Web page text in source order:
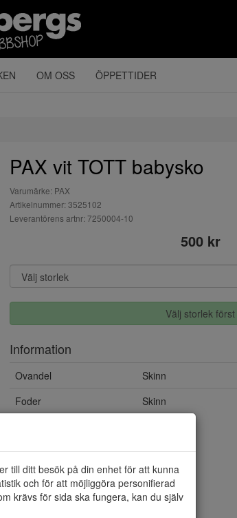
OM OSS ÖPPETTIDER
PAX vit TOTT babysko
Varumärke: PAX
Artikelnummer: 3525102
Leverantörens artnr: 7250004-10
500 kr
Välj storlek först
Information
Ovandel
Skinn
Foder
Skinn
till ditt besök på din enhet för att kunna
och för att möjliggöra personifierad
krävs för sida ska fungera, kan du själv